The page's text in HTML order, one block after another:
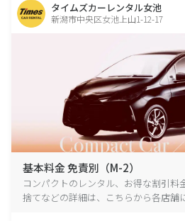
タイムズカーレンタル女池
新潟市中央区女池上山1-12-17
基本料金 免責別（M-2）
コンパクトのレンタル、お得な割引料
捨てなどの詳細は、こちらから各店舗